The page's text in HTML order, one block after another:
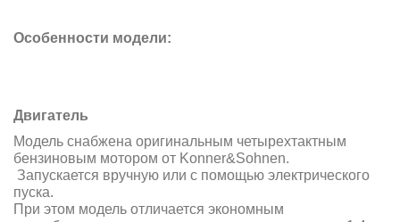
Особенности модели:
Двигатель
Модель снабжена оригинальным четырехтактным
бензиновым мотором от Konner&Sohnen.
Запускается вручную или с помощью электрического
пуска.
При этом модель отличается экономным